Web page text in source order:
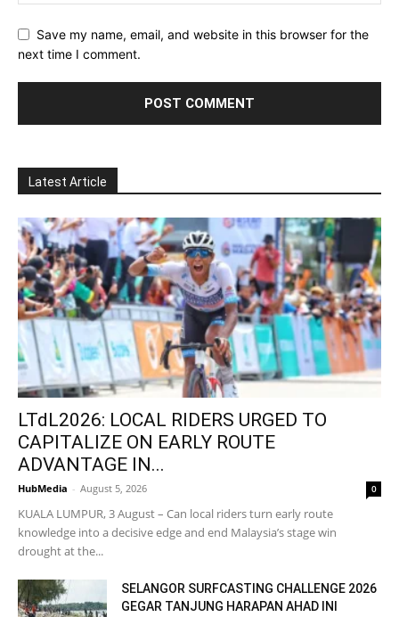
Save my name, email, and website in this browser for the
next time I comment.
Latest Article
LTdL2026: LOCAL RIDERS URGED TO
CAPITALIZE ON EARLY ROUTE
ADVANTAGE IN...
HubMedia - August 5, 2026 0
KUALA LUMPUR, 3 August – Can local riders turn early route
knowledge into a decisive edge and end Malaysia’s stage win
drought at the...
SELANGOR SURFCASTING CHALLENGE 2026
GEGAR TANJUNG HARAPAN AHAD INI